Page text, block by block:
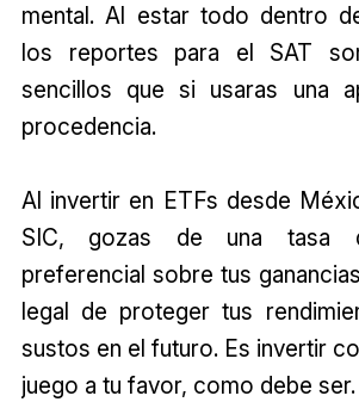
mental. Al estar todo dentro
los reportes para el SAT
sencillos que si usaras una
procedencia.
Al invertir en ETFs desde
SIC, gozas de una tasa
preferencial sobre tus
legal de proteger tus
sustos en el futuro. Es invertir
juego a tu favor, como debe ser.